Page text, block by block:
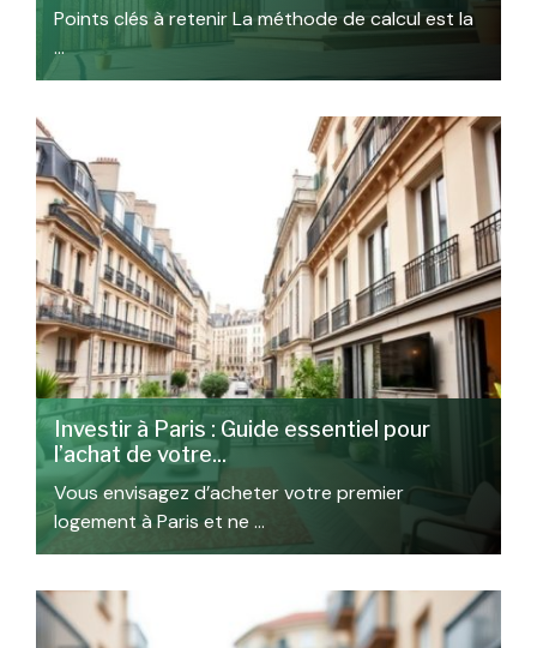
Points clés à retenir La méthode de calcul est la
…
Investir à Paris : Guide essentiel pour
l’achat de votre...
Vous envisagez d’acheter votre premier
logement à Paris et ne …